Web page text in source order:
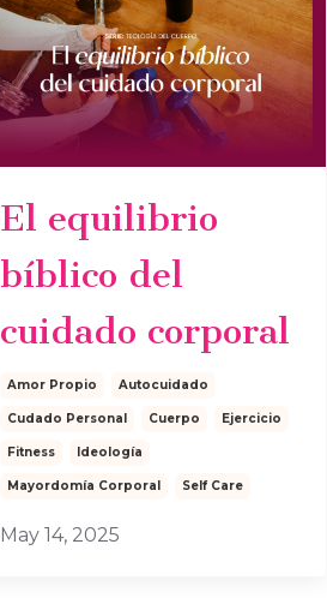
El equilibrio
bíblico del
cuidado corporal
Amor Propio Autocuidado
Cudado Personal Cuerpo Ejercicio
Fitness Ideología
Mayordomía Corporal Self Care
May 14, 2025